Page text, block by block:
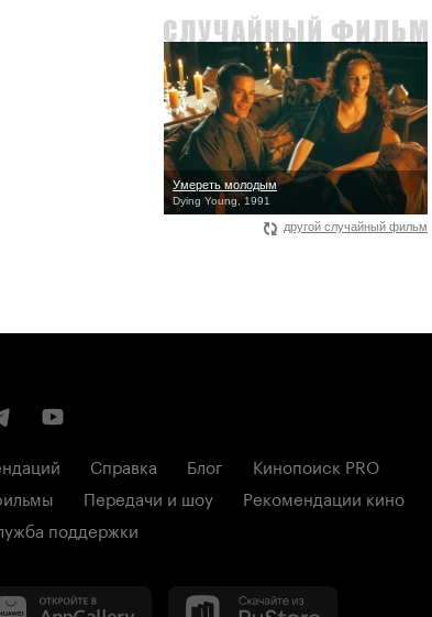
Умереть молодым
Dying Young, 1991
другой случайный фильм
Справка Блог
Кинопоиск PRO
Передачи и шоу
Рекомендации кино
поддержки